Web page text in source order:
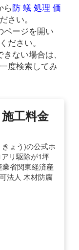
ら防 蟻 処理 価
さい。
ページを開い
ださい。
ない場合は、
度検索してみ
工料金
ょう)の公式ホ
リ駆除が1坪
省関東経済産
法人 木材防腐